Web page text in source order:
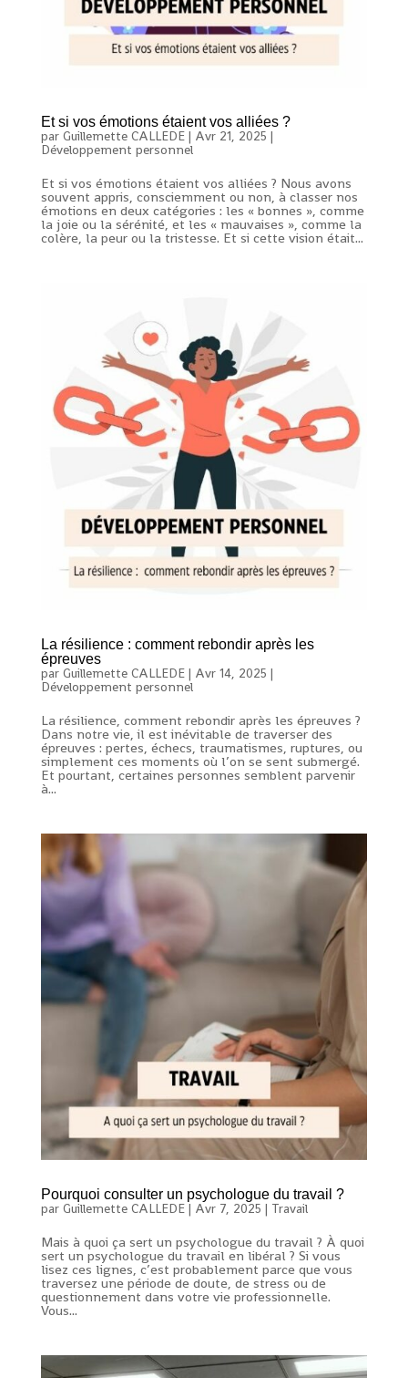
Et si vos émotions étaient vos alliées ?
par Guillemette CALLEDE| Avr 21, 2025 |
Développement personnel
Et si vos émotions étaient vos alliées ? Nous avons
souvent appris, consciemment ou non, à classer nos
émotions en deux catégories : les « bonnes », comme
la joie ou la sérénité, et les « mauvaises », comme la
colère, la peur ou la tristesse. Et si cette vision était...
La résilience : comment rebondir après les
épreuves
par Guillemette CALLEDE| Avr 14, 2025 |
Développement personnel
La résilience, comment rebondir après les épreuves ?
Dans notre vie, il est inévitable de traverser des
épreuves : pertes, échecs, traumatismes, ruptures, ou
simplement ces moments où l’on se sent submergé.
Et pourtant, certaines personnes semblent parvenir
à...
Pourquoi consulter un psychologue du travail ?
par Guillemette CALLEDE| Avr 7, 2025 | Travail
Mais à quoi ça sert un psychologue du travail ? À quoi
sert un psychologue du travail en libéral ? Si vous
lisez ces lignes, c’est probablement parce que vous
traversez une période de doute, de stress ou de
questionnement dans votre vie professionnelle.
Vous...